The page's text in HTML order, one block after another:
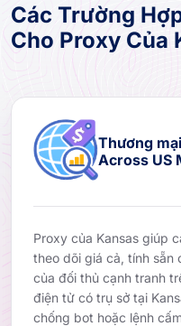
Các Trường
Cho Proxy Của
Thương
Across US
Proxy của Kansas giúp
theo dõi giá cả, tính sẵn
của đối thủ cạnh tranh
điện tử có trụ sở tại
chống bot hoặc lệnh